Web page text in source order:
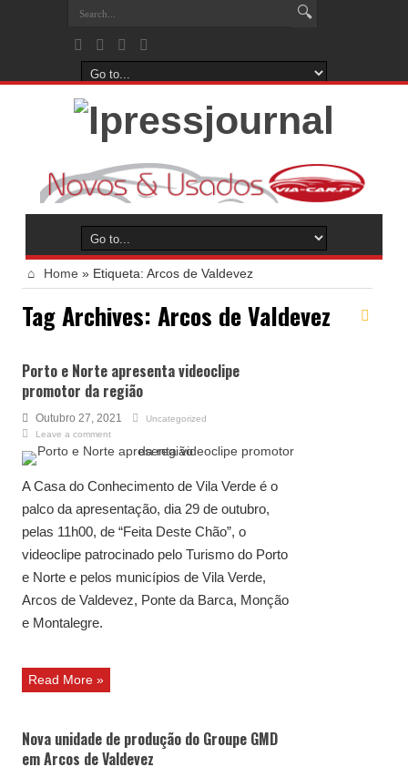
Home » Etiqueta: Arcos de Valdevez
Tag Archives: Arcos de Valdevez
Porto e Norte apresenta videoclipe
promotor da região
Outubro 27, 2021
Uncategorized
Leave a comment
A Casa do Conhecimento de Vila Verde é o
palco da apresentação, dia 29 de outubro,
pelas 11h00, de “Feita Deste Chão”, o
videoclipe patrocinado pelo Turismo do Porto
e Norte e pelos municípios de Vila Verde,
Arcos de Valdevez, Ponte da Barca, Monção
e Montalegre.
Read More »
Nova unidade de produção do Groupe GMD
em Arcos de Valdevez